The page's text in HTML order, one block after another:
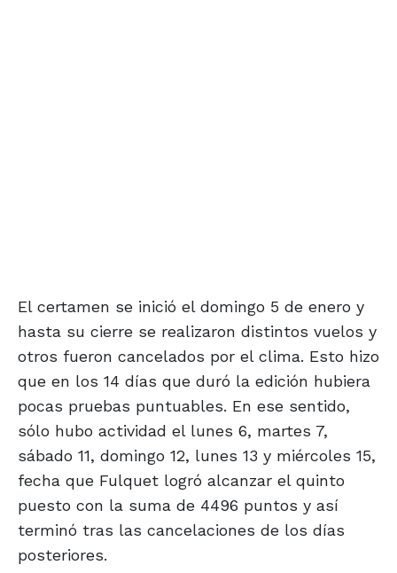
El certamen se inició el domingo 5 de enero y
hasta su cierre se realizaron distintos vuelos y
otros fueron cancelados por el clima. Esto hizo
que en los 14 días que duró la edición hubiera
pocas pruebas puntuables. En ese sentido,
sólo hubo actividad el lunes 6, martes 7,
sábado 11, domingo 12, lunes 13 y miércoles 15,
fecha que Fulquet logró alcanzar el quinto
puesto con la suma de 4496 puntos y así
terminó tras las cancelaciones de los días
posteriores.